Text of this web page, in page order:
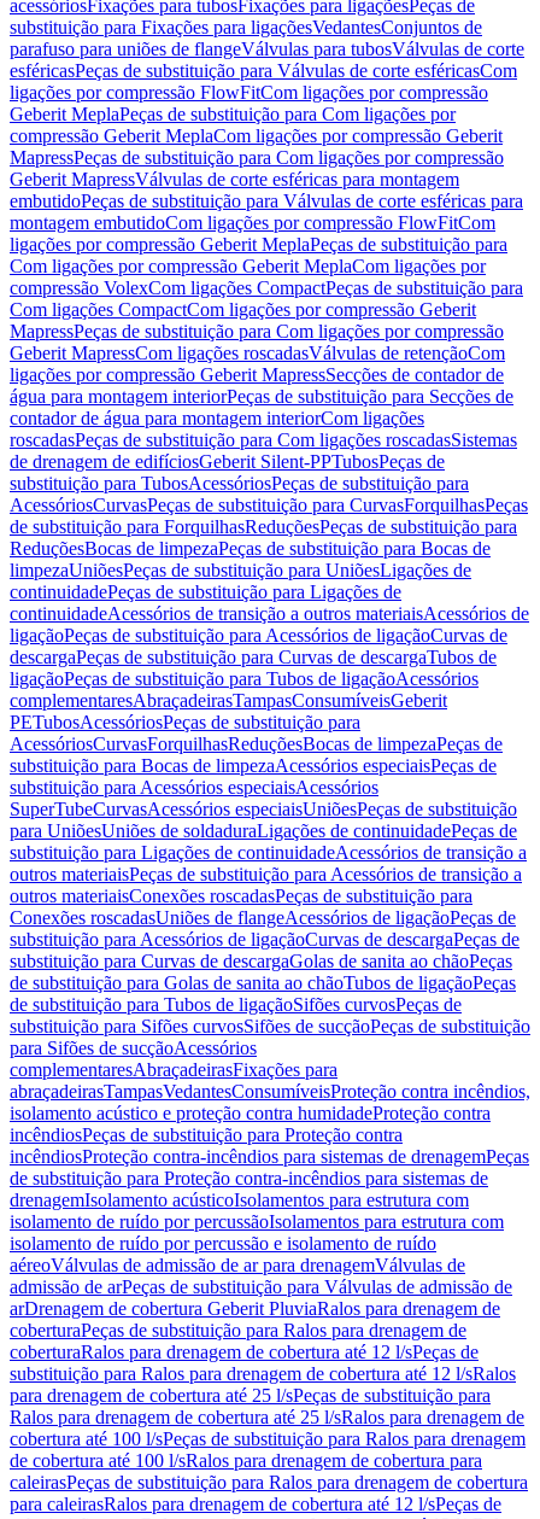
acessóriosFixações para tubosFixações para ligaçõesPeças de
substituição para Fixações para ligaçõesVedantesConjuntos de
parafuso para uniões de flangeVálvulas para tubosVálvulas de corte
esféricasPeças de substituição para Válvulas de corte esféricasCom
ligações por compressão FlowFitCom ligações por compressão
Geberit MeplaPeças de substituição para Com ligações por
compressão Geberit MeplaCom ligações por compressão Geberit
MapressPeças de substituição para Com ligações por compressão
Geberit MapressVálvulas de corte esféricas para montagem
embutidoPeças de substituição para Válvulas de corte esféricas para
montagem embutidoCom ligações por compressão FlowFitCom
ligações por compressão Geberit MeplaPeças de substituição para
Com ligações por compressão Geberit MeplaCom ligações por
compressão VolexCom ligações CompactPeças de substituição para
Com ligações CompactCom ligações por compressão Geberit
MapressPeças de substituição para Com ligações por compressão
Geberit MapressCom ligações roscadasVálvulas de retençãoCom
ligações por compressão Geberit MapressSecções de contador de
água para montagem interiorPeças de substituição para Secções de
contador de água para montagem interiorCom ligações
roscadasPeças de substituição para Com ligações roscadasSistemas
de drenagem de edifíciosGeberit Silent-PPTubosPeças de
substituição para TubosAcessóriosPeças de substituição para
AcessóriosCurvasPeças de substituição para CurvasForquilhasPeças
de substituição para ForquilhasReduçõesPeças de substituição para
ReduçõesBocas de limpezaPeças de substituição para Bocas de
limpezaUniõesPeças de substituição para UniõesLigações de
continuidadePeças de substituição para Ligações de
continuidadeAcessórios de transição a outros materiaisAcessórios de
ligaçãoPeças de substituição para Acessórios de ligaçãoCurvas de
descargaPeças de substituição para Curvas de descargaTubos de
ligaçãoPeças de substituição para Tubos de ligaçãoAcessórios
complementaresAbraçadeirasTampasConsumíveisGeberit
PETubosAcessóriosPeças de substituição para
AcessóriosCurvasForquilhasReduçõesBocas de limpezaPeças de
substituição para Bocas de limpezaAcessórios especiaisPeças de
substituição para Acessórios especiaisAcessórios
SuperTubeCurvasAcessórios especiaisUniõesPeças de substituição
para UniõesUniões de soldaduraLigações de continuidadePeças de
substituição para Ligações de continuidadeAcessórios de transição a
outros materiaisPeças de substituição para Acessórios de transição a
outros materiaisConexões roscadasPeças de substituição para
Conexões roscadasUniões de flangeAcessórios de ligaçãoPeças de
substituição para Acessórios de ligaçãoCurvas de descargaPeças de
substituição para Curvas de descargaGolas de sanita ao chãoPeças
de substituição para Golas de sanita ao chãoTubos de ligaçãoPeças
de substituição para Tubos de ligaçãoSifões curvosPeças de
substituição para Sifões curvosSifões de sucçãoPeças de substituição
para Sifões de sucçãoAcessórios
complementaresAbraçadeirasFixações para
abraçadeirasTampasVedantesConsumíveisProteção contra incêndios,
isolamento acústico e proteção contra humidadeProteção contra
incêndiosPeças de substituição para Proteção contra
incêndiosProteção contra-incêndios para sistemas de drenagemPeças
de substituição para Proteção contra-incêndios para sistemas de
drenagemIsolamento acústicoIsolamentos para estrutura com
isolamento de ruído por percussãoIsolamentos para estrutura com
isolamento de ruído por percussão e isolamento de ruído
aéreoVálvulas de admissão de ar para drenagemVálvulas de
admissão de arPeças de substituição para Válvulas de admissão de
arDrenagem de cobertura Geberit PluviaRalos para drenagem de
coberturaPeças de substituição para Ralos para drenagem de
coberturaRalos para drenagem de cobertura até 12 l/sPeças de
substituição para Ralos para drenagem de cobertura até 12 l/sRalos
para drenagem de cobertura até 25 l/sPeças de substituição para
Ralos para drenagem de cobertura até 25 l/sRalos para drenagem de
cobertura até 100 l/sPeças de substituição para Ralos para drenagem
de cobertura até 100 l/sRalos para drenagem de cobertura para
caleirasPeças de substituição para Ralos para drenagem de cobertura
para caleirasRalos para drenagem de cobertura até 12 l/sPeças de